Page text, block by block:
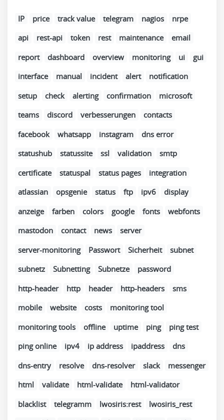
IP price track value telegram nagios
nrpe
api
rest-api token rest maintenance
email
report
dashboard overview monitoring ui
gui
interface
manual incident alert
notification
setup
check alerting confirmation
microsoft
teams
discord verbesserungen
contacts
facebook
whatsapp instagram
dns error
statushub
statussite ssl validation
smtp
certificate
statuspal status pages
integration
atlassian
opsgenie status ftp ipv6
display
anzeige
farben colors google fonts
webfonts
mastodon
contact news
server
server-monitoring
Passwort Sicherheit
subnet
subnetz
Subnetting Subnetze
password
http-header
http header http-headers
sms
mobile
website costs
monitoring tool
monitoring tools
offline uptime ping
ping test
ping online
ipv4 ip address ipaddress
dns
dns-entry
resolve dns-resolver slack
messenger
html
validate html-validate
html-validator
blacklist
telegramm lwosiris:rest
lwosiris_rest